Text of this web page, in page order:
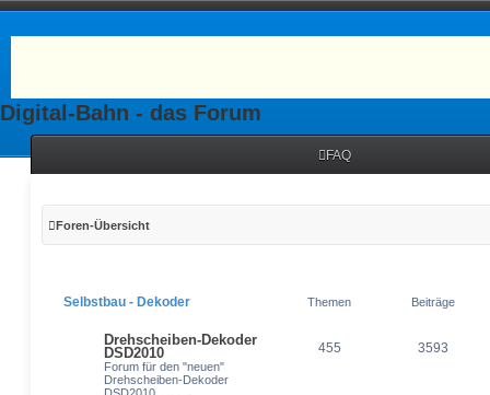
Digital-Bahn - das Forum
FAQ
Foren-Übersicht
Selbstbau - Dekoder Themen Beiträge
Drehscheiben-Dekoder
DSD2010
Forum für den "neuen"
Drehscheiben-Dekoder
DSD2010
455 3593